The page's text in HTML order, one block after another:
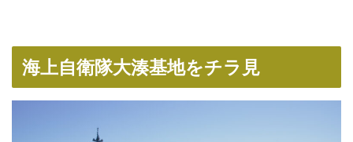
海上自衛隊大湊基地をチラ見